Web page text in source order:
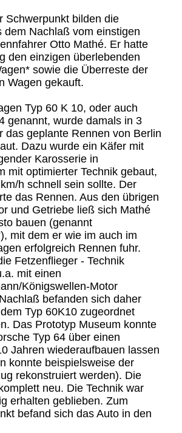
Schwerpunkt bilden die
dem Nachlaß vom einstigen
Otto Mathé. Er hatte
den einzigen überlebenden
sowie die Überreste der
Wagen gekauft.
Typ 60 K 10, oder auch
genannt, wurde damals in 3
das geplante Rennen von Berlin
Dazu wurde ein Käfer mit
Karosserie in
mit optimierter Technik gebaut,
h schnell sein sollte. Der
das Rennen. Aus den übrigen
und Getriebe ließ sich Mathé
bauen (genannt
mit dem er wie im auch im
erfolgreich Rennen fuhr.
Fetzenflieger - Technik
mit einen
Königswellen-Motor
befanden sich daher
Typ 60K10 zugeordnet
Das Prototyp Museum konnte
Typ 64 über einen
Jahren wiederaufbauen lassen
konnte beispielsweise der
rekonstruiert werden). Die
neu. Die Technik war
erhalten geblieben. Zum
befand sich das Auto in den